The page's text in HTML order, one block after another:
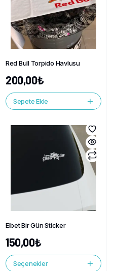
Red Bull Torpido Havlusu
200,00₺
Sepete Ekle
Elbet Bir Gün Sticker
150,00₺
Seçenekler